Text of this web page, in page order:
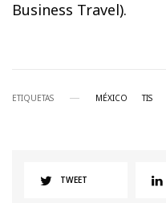
Business Travel).
ETIQUETAS MÉXICO TIS
TWEET